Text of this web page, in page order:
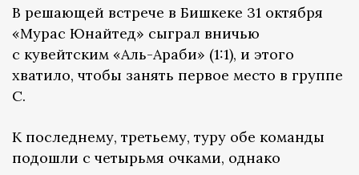
В решающей встрече в Бишкеке 31 октября
«Мурас Юнайтед» сыграл вничью
с кувейтским «Аль-Араби» (1:1), и этого
хватило, чтобы занять первое место в группе
С.
К последнему, третьему, туру обе команды
подошли с четырьмя очками, однако